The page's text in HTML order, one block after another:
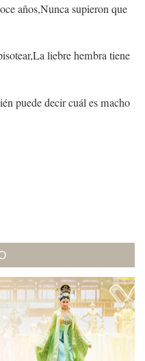
años,Nunca supieron que
La liebre hembra tiene
puede decir cuál es macho